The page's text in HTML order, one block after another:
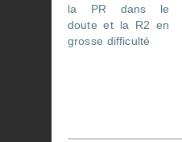
la PR dans le
doute et la R2 en
grosse difficulté